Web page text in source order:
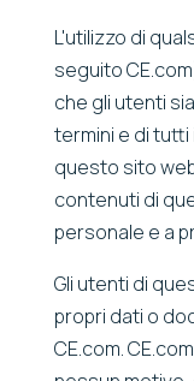
L'utilizzo di
seguito
che gli utenti
termini e di tutti
questo sito
contenuti di
personale e a
Gli utenti di
propri dati o
CE.com.